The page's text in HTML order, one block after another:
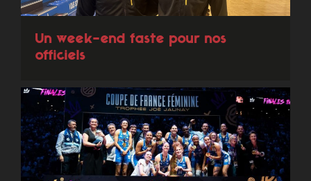
Un week-end faste pour nos
officiels